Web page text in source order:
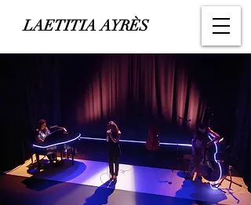
LAETITIA AYRÈS